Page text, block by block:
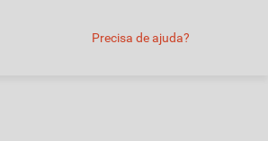
Precisa de ajuda?